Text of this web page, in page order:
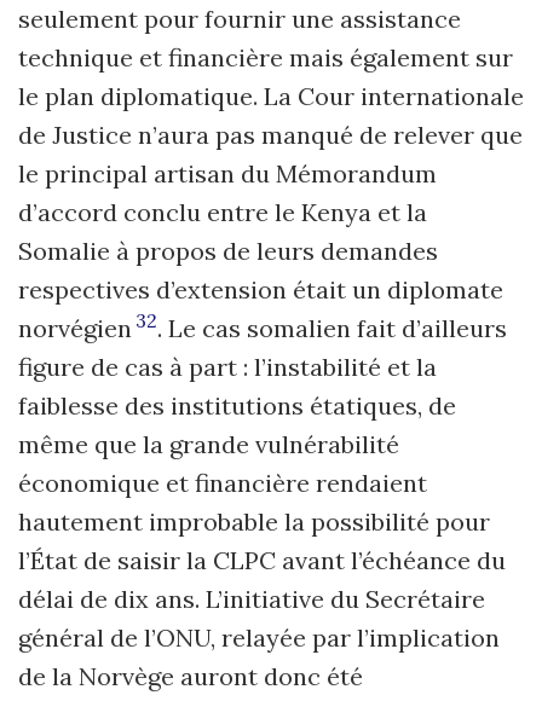
seulement pour fournir une assistance
technique et financière mais également sur
le plan diplomatique. La Cour internationale
de Justice n’aura pas manqué de relever que
le principal artisan du Mémorandum
d’accord conclu entre le Kenya et la
Somalie à propos de leurs demandes
respectives d’extension était un diplomate
norvégien 32. Le cas somalien fait d’ailleurs
figure de cas à part : l’instabilité et la
faiblesse des institutions étatiques, de
même que la grande vulnérabilité
économique et financière rendaient
hautement improbable la possibilité pour
l’État de saisir la CLPC avant l’échéance du
délai de dix ans. L’initiative du Secrétaire
général de l’ONU, relayée par l’implication
de la Norvège auront donc été